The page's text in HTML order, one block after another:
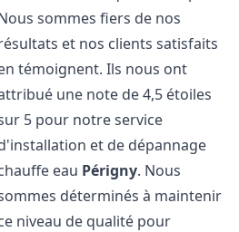
sommes fiers de nos
et nos clients satisfaits
témoignent. Ils nous ont
une note de 4,5 étoiles
5 pour notre service
et de dépannage
eau Périgny. Nous
déterminés à maintenir
niveau de qualité pour